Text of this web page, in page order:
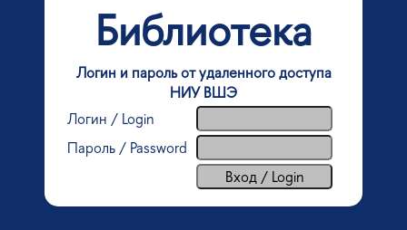
Библиотека
Логин и пароль от удаленного доступа
НИУ ВШЭ
Логин / Login
Пароль / Password